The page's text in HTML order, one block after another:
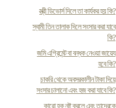
স্ত্রী ডিভোর্স দিলে তা কার্যকর হয় কি?
স্বামী তিন তালাক দিলে সংসার করা যাবে
কি?
জমি এগ্রিমেন্ট বা বন্ধক নেওয়া জায়েয
হবে কি?
চাকরি থেকে অবসরকালীন টাকা দিয়ে
সংসার চালানো এবং হজ করা যাবে কি?
কারো হক নষ্ট করলে এবং তাদেরকে